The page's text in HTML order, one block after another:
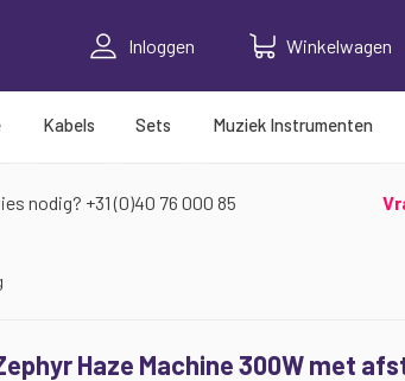
Inloggen Winkelwagen
Kabels Sets Muziek Instrumenten
nodig? +31 (0)40 76 000 85
Haze Machine 300W met